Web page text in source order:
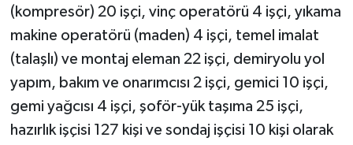
(kompresör) 20 işçi, vinç operatörü 4 işçi, yıkama
makine operatörü (maden) 4 işçi, temel imalat
(talaşlı) ve montaj eleman 22 işçi, demiryolu yol
yapım, bakım ve onarımcısı 2 işçi, gemici 10 işçi,
gemi yağcısı 4 işçi, şoför-yük taşıma 25 işçi,
hazırlık işçisi 127 kişi ve sondaj işçisi 10 kişi olarak